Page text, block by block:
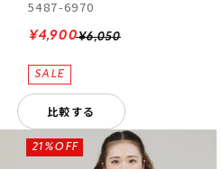
5487-6970
¥6,050
¥4,900
比較する
21%OFF